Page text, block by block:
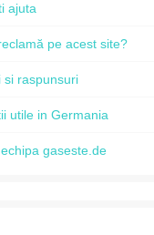
ajuta
pe acest site?
si raspunsuri
utile in Germania
gaseste.de